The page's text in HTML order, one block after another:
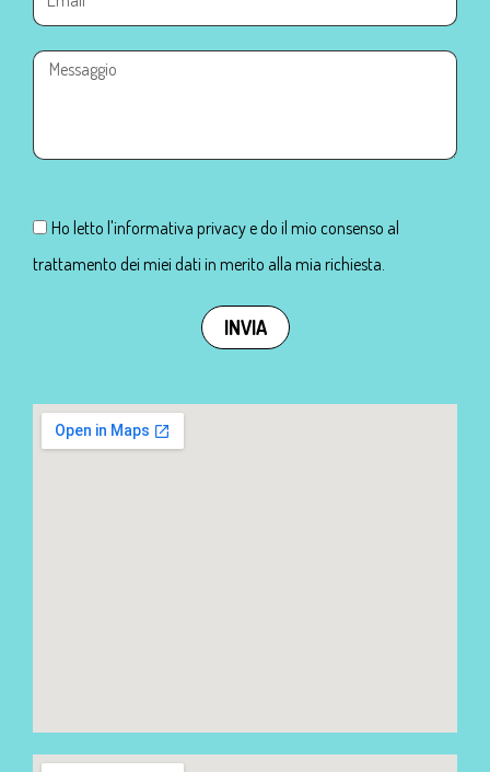
Ho letto l'informativa privacy e do il mio consenso al
trattamento dei miei dati in merito alla mia richiesta.
INVIA